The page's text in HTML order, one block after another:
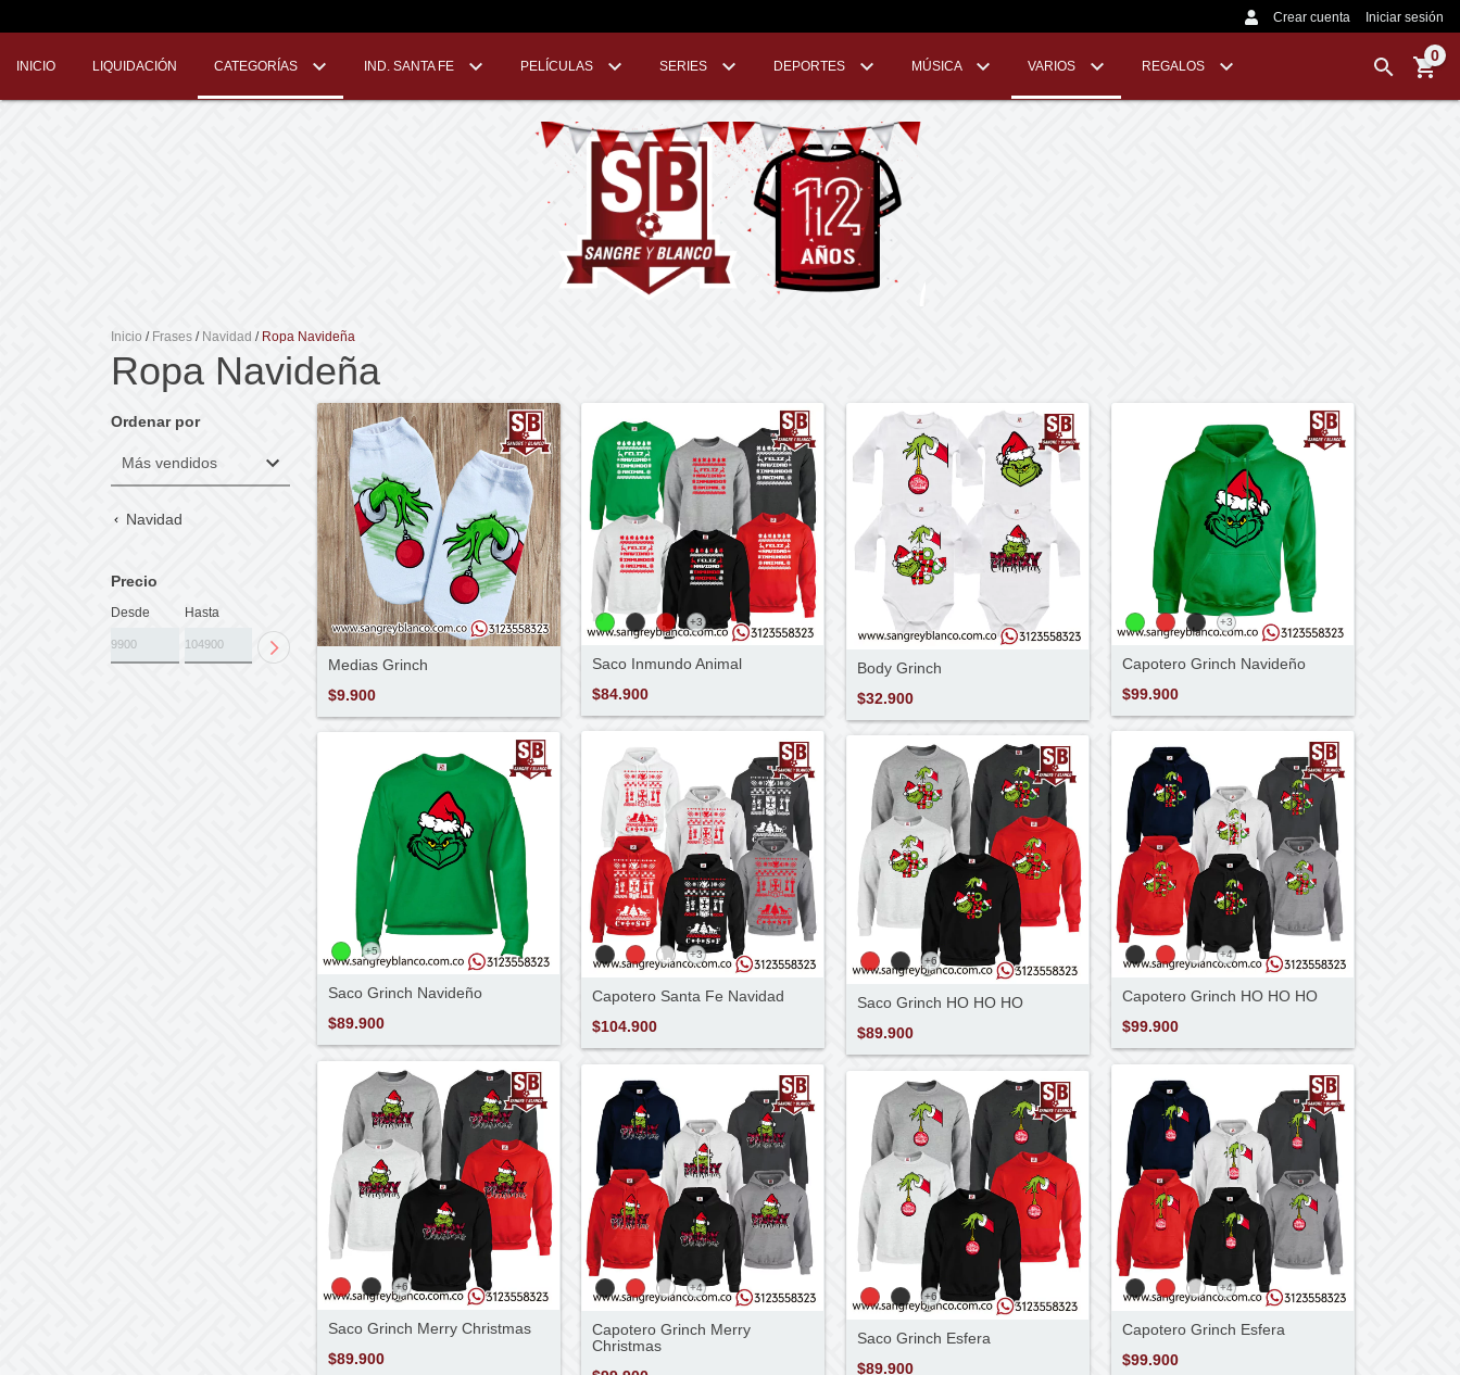
Crear cuenta Iniciar sesión
INICIO LIQUIDACIÓN CATEGORÍAS IND. SANTA FE PELÍCULAS SERIES DEPORTES MÚSICA VARIOS REGALOS
0
Inicio / Frases / Navidad / Ropa Navideña
Ropa Navideña
Ordenar por
Navidad
Precio
Desde Hasta
Medias Grinch
$9.900
+3
Saco Inmundo Animal
$84.900
Body Grinch
$32.900
+3
Capotero Grinch Navideño
$99.900
+5
Saco Grinch Navideño
$89.900
+3
Capotero Santa Fe Navidad
$104.900
+6
Saco Grinch HO HO HO
$89.900
+4
Capotero Grinch HO HO HO
$99.900
+6
Saco Grinch Merry Christmas
$89.900
+4
Capotero Grinch Merry
Christmas
+6
Saco Grinch Esfera
$89.900
+4
Capotero Grinch Esfera
$99.900